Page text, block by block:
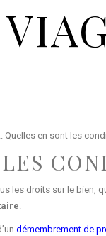
Quelles en sont les
les droits sur le
.
démembrement de